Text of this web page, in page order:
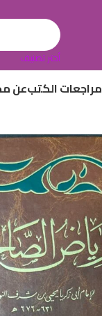
أختر تصنيف
مراجعات الكتبعن